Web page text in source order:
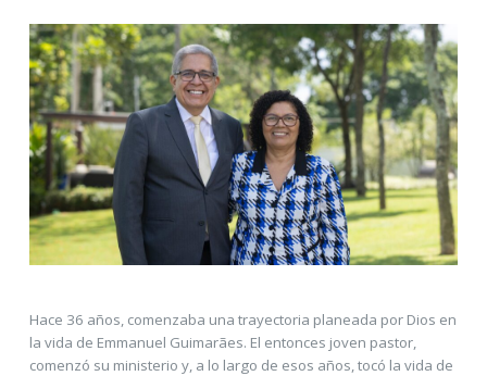
Hace 36 años, comenzaba una trayectoria planeada por Dios en
la vida de Emmanuel Guimarães. El entonces joven pastor,
comenzó su ministerio y, a lo largo de esos años, tocó la vida de